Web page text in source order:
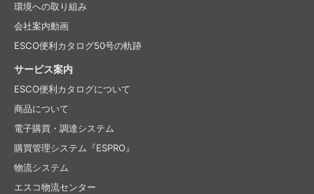
環境への取り組み
会社案内動画
ESCO便利カタログ50号の軌跡
サービス案内
ESCO便利カタログについて
商品について
電子購買・調達システム
購買管理システム『ESPRO』
物流システム
エスコ物流センター